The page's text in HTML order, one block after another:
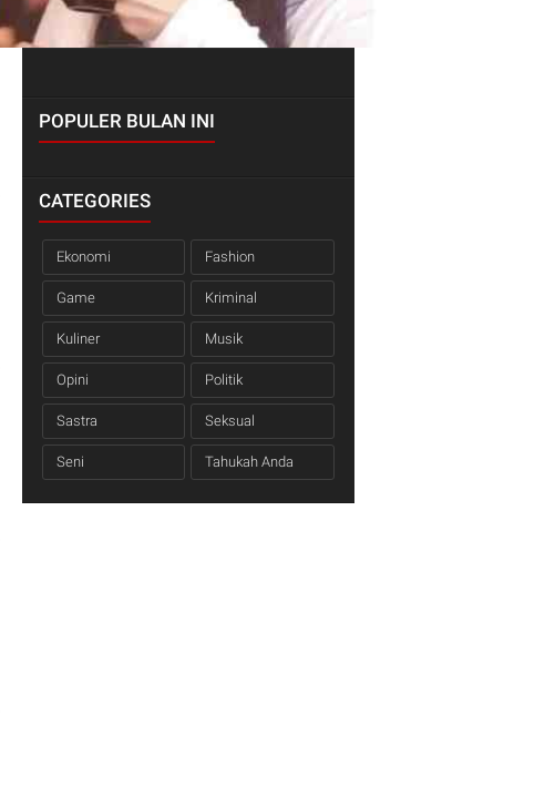
POPULER BULAN INI
CATEGORIES
Ekonomi Fashion
Game Kriminal
Kuliner Musik
Opini Politik
Sastra Seksual
Seni Tahukah Anda